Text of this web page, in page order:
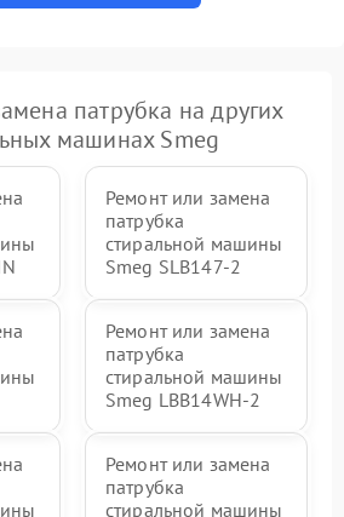
патрубка на других
машинах Smeg
Ремонт или замена
патрубка
стиральной машины
Smeg SLB147-2
Ремонт или замена
патрубка
стиральной машины
Smeg LBB14WH-2
Ремонт или замена
патрубка
стиральной машины